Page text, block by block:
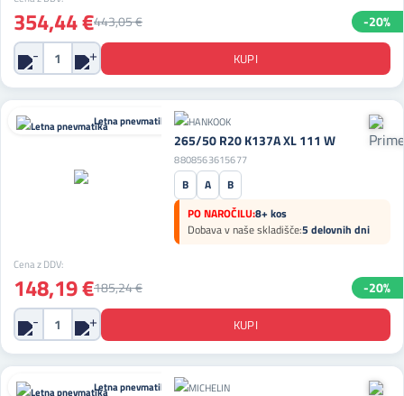
354,44 €443,05 € -20%
Letna pnevmatika
265/50 R20 K137A XL 111 W
8808563615677
B A
B
PO NAROČILU:8+ kos
Dobava v naše skladišče:5 delovnih dni
Cena z DDV:
148,19 €185,24 € -20%
Letna pnevmatika